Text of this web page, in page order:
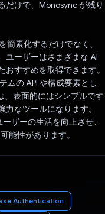
だけで、Monosync が残り
簡素化するだけでなく、
ユーザーはさまざまな AI
すすめを取得できます。
ムの API や構成要素とし
、表面的にはシンプルです
なツールになります。
ザーの生活を向上させ、
能性があります。
Authentication